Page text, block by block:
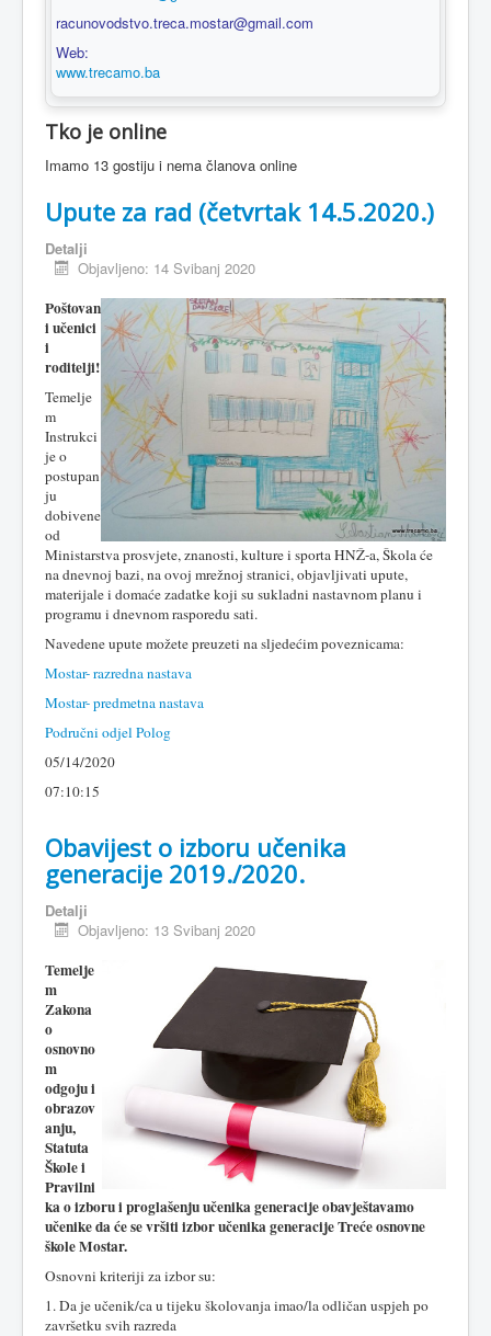
racunovodstvo.treca.mostar@gmail.com
Web:
www.trecamo.ba
Tko je online
Imamo 13 gostiju i nema članova online
Upute za rad (četvrtak 14.5.2020.)
Detalji
Objavljeno: 14 Svibanj 2020
Poštovan
i učenici
i
roditelji!
Temelje
m
Instrukci
je o
postupan
ju
dobivene
od
Ministarstva prosvjete, znanosti, kulture i sporta HNŽ-a, Škola će
na dnevnoj bazi, na ovoj mrežnoj stranici, objavljivati upute,
materijale i domaće zadatke koji su sukladni nastavnom planu i
programu i dnevnom rasporedu sati.
Navedene upute možete preuzeti na sljedećim poveznicama:
Mostar- razredna nastava
Mostar- predmetna nastava
Područni odjel Polog
05/14/2020
07:10:15
Obavijest o izboru učenika
generacije 2019./2020.
Detalji
Objavljeno: 13 Svibanj 2020
Temelje
m
Zakona
o
osnovno
m
odgoju i
obrazov
anju,
Statuta
Škole i
Pravilni
ka o izboru i proglašenju učenika generacije obavještavamo
učenike da će se vršiti izbor učenika generacije Treće osnovne
škole Mostar.
Osnovni kriteriji za izbor su:
1. Da je učenik/ca u tijeku školovanja imao/la odličan uspjeh po
završetku svih razreda